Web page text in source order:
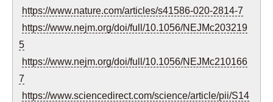
https://www.nature.com/articles/s41586-020-2814-7
https://www.nejm.org/doi/full/10.1056/NEJMc203219
5
https://www.nejm.org/doi/full/10.1056/NEJMc210166
7
https://www.sciencedirect.com/science/article/pii/S14